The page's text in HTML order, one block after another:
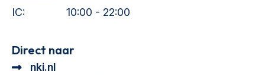
IC:
10:00 - 22:00
Direct naar
nki.nl